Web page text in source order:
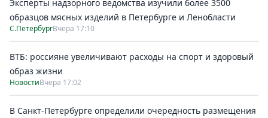
Эксперты надзорного ведомства изучили более 3500
образцов мясных изделий в Петербурге и Ленобласти
С.ПетербургВчера 17:10
ВТБ: россияне увеличивают расходы на спорт и здоровый
образ жизни
НовостиВчера 17:02
В Санкт-Петербурге определили очередность размещения